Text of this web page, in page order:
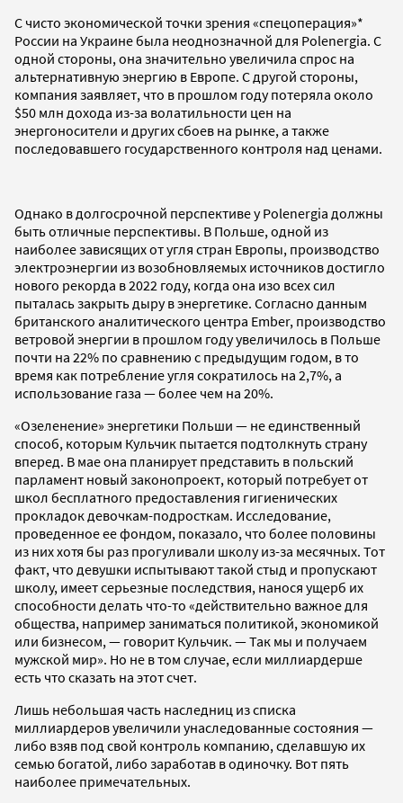
С чисто экономической точки зрения «спецоперация»*
России на Украине была неоднозначной для Polenergia. С
одной стороны, она значительно увеличила спрос на
альтернативную энергию в Европе. С другой стороны,
компания заявляет, что в прошлом году потеряла около
$50 млн дохода из-за волатильности цен на
энергоносители и других сбоев на рынке, а также
последовавшего государственного контроля над ценами.
Однако в долгосрочной перспективе у Polenergia должны
быть отличные перспективы. В Польше, одной из
наиболее зависящих от угля стран Европы, производство
электроэнергии из возобновляемых источников достигло
нового рекорда в 2022 году, когда она изо всех сил
пыталась закрыть дыру в энергетике. Согласно данным
британского аналитического центра Ember, производство
ветровой энергии в прошлом году увеличилось в Польше
почти на 22% по сравнению с предыдущим годом, в то
время как потребление угля сократилось на 2,7%, а
использование газа — более чем на 20%.
«Озеленение» энергетики Польши — не единственный
способ, которым Кульчик пытается подтолкнуть страну
вперед. В мае она планирует представить в польский
парламент новый законопроект, который потребует от
школ бесплатного предоставления гигиенических
прокладок девочкам-подросткам. Исследование,
проведенное ее фондом, показало, что более половины
из них хотя бы раз прогуливали школу из-за месячных. Тот
факт, что девушки испытывают такой стыд и пропускают
школу, имеет серьезные последствия, нанося ущерб их
способности делать что-то «действительно важное для
общества, например заниматься политикой, экономикой
или бизнесом, — говорит Кульчик. — Так мы и получаем
мужской мир». Но не в том случае, если миллиардерше
есть что сказать на этот счет.
Лишь небольшая часть наследниц из списка
миллиардеров увеличили унаследованные состояния —
либо взяв под свой контроль компанию, сделавшую их
семью богатой, либо заработав в одиночку. Вот пять
наиболее примечательных.